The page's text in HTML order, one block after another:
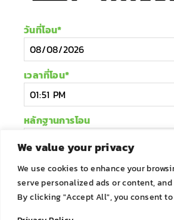
We value your privacy
We use cookies to enhance your
serve personalized ads or content,
By clicking "Accept All", you consent
วันที่โอน*
เวลาที่โอน*
หลักฐานการโอน
ส่งข้อมูล